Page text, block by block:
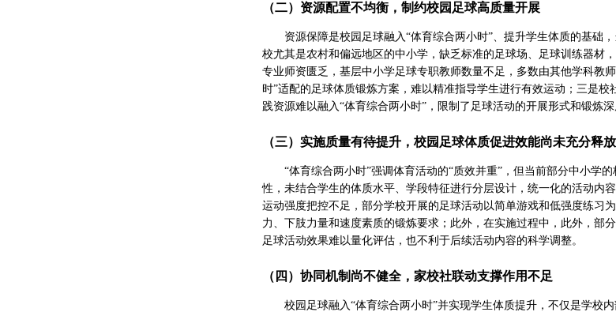
（二）资源配置不均衡，制约校园足球高质量开展
资源保障是校园足球融入“体育综合两小时”、提升学生体质的基础
校尤其是农村和偏远地区的中小学，缺乏标准的足球场、足球训练器材
专业师资匮乏，基层中小学足球专职教师数量不足，多数由其他学科教
时”适配的足球体质锻炼方案，难以精准指导学生进行有效运动；三是
践资源难以融入“体育综合两小时”，限制了足球活动的开展形式和锻炼深
（三）实施质量有待提升，校园足球体质促进效能尚未充分释放
“体育综合两小时”强调体育活动的“质效并重”，但当前部分中小学
性，未结合学生的体质水平、学段特征进行分层设计，统一化的活动内
运动强度把控不足，部分学校开展的足球活动以简单游戏和低强度练习
力、下肢力量和速度素质的锻炼要求；此外，在实施过程中，此外，
足球活动效果难以量化评估，也不利于后续活动内容的科学调整。
（四）协同机制尚不健全，家校社联动支撑作用不足
校园足球融入“体育综合两小时”并实现学生体质提升，不仅是学校